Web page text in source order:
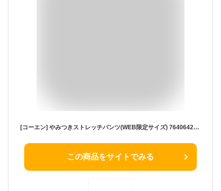
[コーエン] やみつきストレッチパンツ(WEB限定サイズ) 76406420302 7730 ROYAL(77) S
この商品をサイトでみる